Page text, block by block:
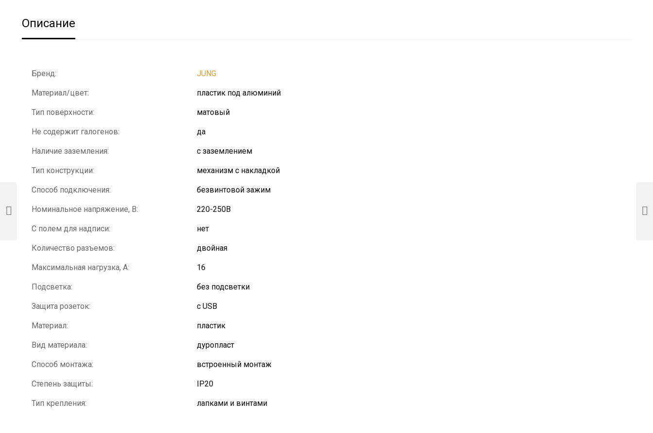
Описание
Бренд: JUNG
Материал/цвет: пластик под алюминий
Тип поверхности: матовый
Не содержит галогенов: да
Наличие заземления: с заземлением
Тип конструкции: механизм с накладкой
Способ подключения: безвинтовой зажим
Номинальное напряжение, В: 220-250В
С полем для надписи: нет
Количество разъемов: двойная
Максимальная нагрузка, А: 16
Подсветка: без подсветки
Защита розеток: с USB
Материал: пластик
Вид материала: дуропласт
Способ монтажа: встроенный монтаж
Степень защиты: IP20
Тип крепления: лапками и винтами